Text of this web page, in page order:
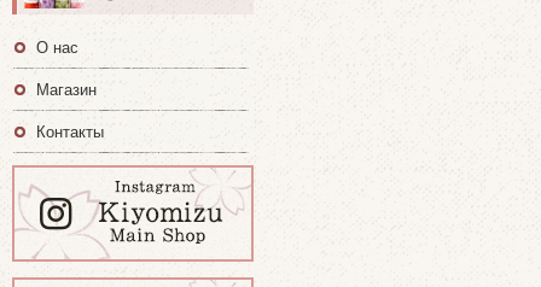
О нас
Магазин
Контакты